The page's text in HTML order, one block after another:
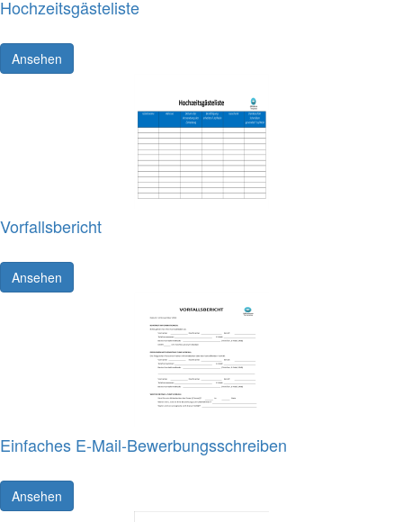
Hochzeitsgästeliste
Ansehen
Vorfallsbericht
Ansehen
Einfaches E-Mail-Bewerbungsschreiben
Ansehen